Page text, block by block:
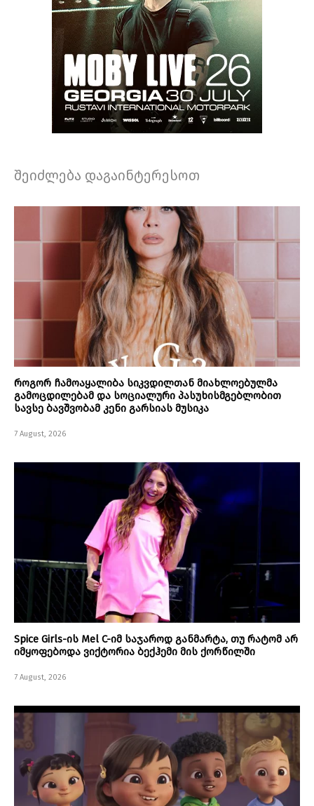
შეიძლება დაგაინტერესოთ
როგორ ჩამოაყალიბა სიკვდილთან მიახლოებულმა
გამოცდილებამ და სოციალური პასუხისმგებლობით
სავსე ბავშვობამ კენი გარსიას მუსიკა
7 August, 2026
Spice Girls-ის Mel C-იმ საჯაროდ განმარტა, თუ რატომ არ
იმყოფებოდა ვიქტორია ბექჰემი მის ქორწილში
7 August, 2026